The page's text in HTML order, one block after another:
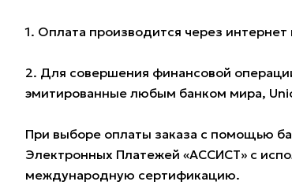
1. Оплата производится через
2. Для совершения финансовой
эмитированные любым банком мира,
При выборе оплаты заказа с помощью
Электронных Платежей «АССИСТ» с
международную сертификацию.